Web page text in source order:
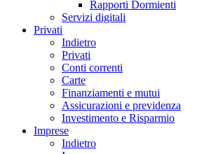
Rapporti Dormienti
Servizi digitali
Privati
Indietro
Privati
Conti correnti
Carte
Finanziamenti e mutui
Assicurazioni e previdenza
Investimento e Risparmio
Imprese
Indietro